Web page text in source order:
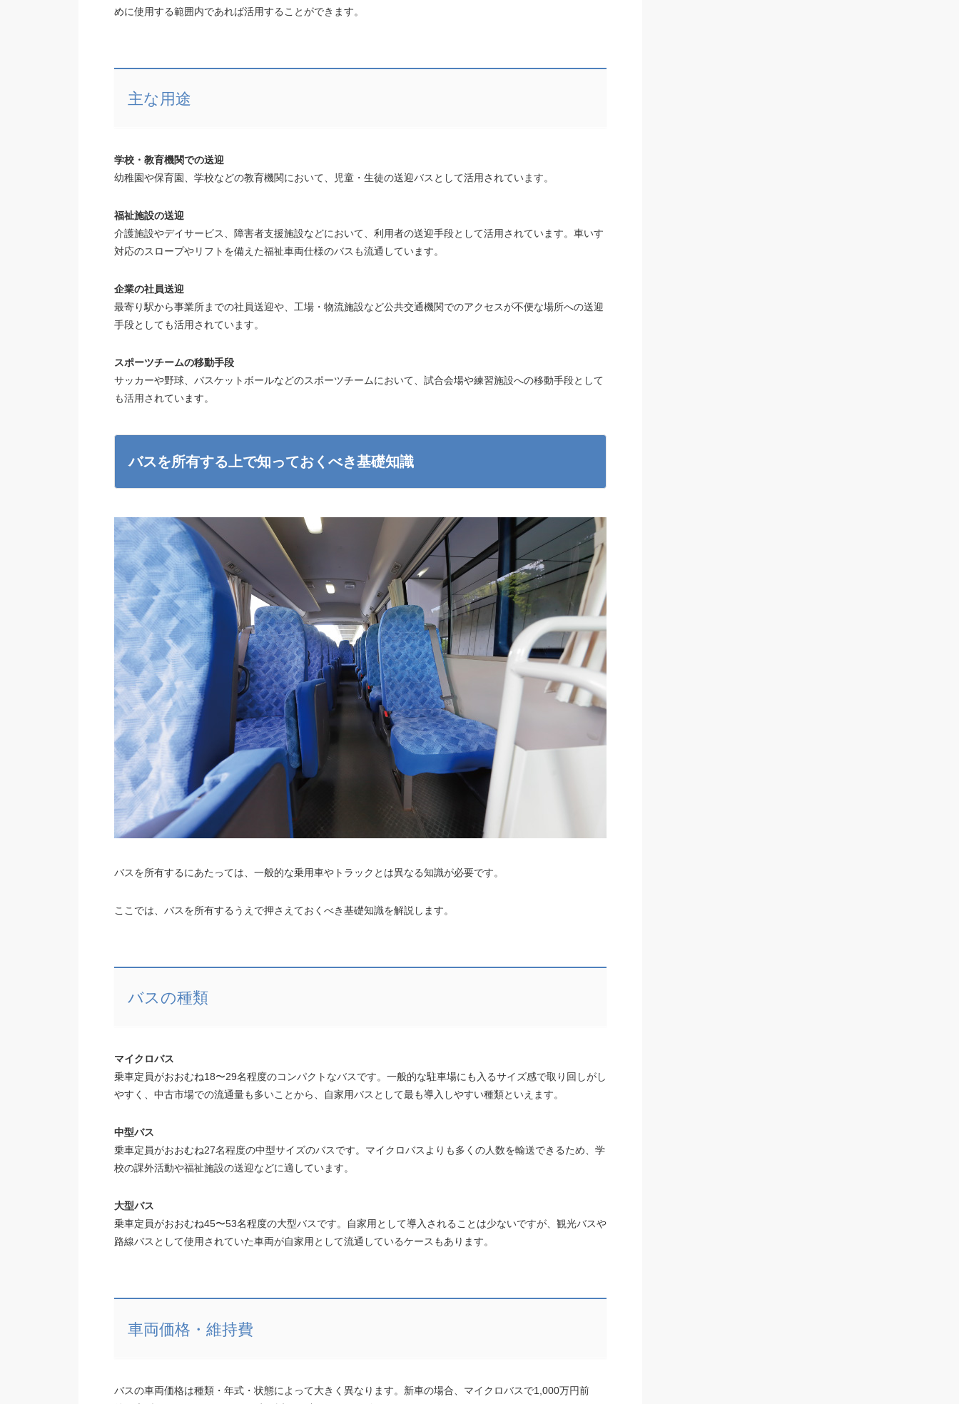
めに使用する範囲内であれば活用することができます。
主な用途
学校・教育機関での送迎
幼稚園や保育園、学校などの教育機関において、児童・生徒の送迎バスとして活用されています。
福祉施設の送迎
介護施設やデイサービス、障害者支援施設などにおいて、利用者の送迎手段として活用されています。車いす
対応のスロープやリフトを備えた福祉車両仕様のバスも流通しています。
企業の社員送迎
最寄り駅から事業所までの社員送迎や、工場・物流施設など公共交通機関でのアクセスが不便な場所への送迎
手段としても活用されています。
スポーツチームの移動手段
サッカーや野球、バスケットボールなどのスポーツチームにおいて、試合会場や練習施設への移動手段として
も活用されています。
バスを所有する上で知っておくべき基礎知識
バスを所有するにあたっては、一般的な乗用車やトラックとは異なる知識が必要です。
ここでは、バスを所有するうえで押さえておくべき基礎知識を解説します。
バスの種類
マイクロバス
乗車定員がおおむね18〜29名程度のコンパクトなバスです。一般的な駐車場にも入るサイズ感で取り回しがし
やすく、中古市場での流通量も多いことから、自家用バスとして最も導入しやすい種類といえます。
中型バス
乗車定員がおおむね27名程度の中型サイズのバスです。マイクロバスよりも多くの人数を輸送できるため、学
校の課外活動や福祉施設の送迎などに適しています。
大型バス
乗車定員がおおむね45〜53名程度の大型バスです。自家用として導入されることは少ないですが、観光バスや
路線バスとして使用されていた車両が自家用として流通しているケースもあります。
車両価格・維持費
バスの車両価格は種類・年式・状態によって大きく異なります。新車の場合、マイクロバスで1,000万円前